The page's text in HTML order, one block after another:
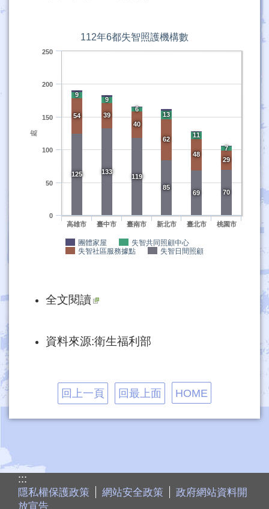
處
112年6都失智照護機構數
9
9
6
13
11
7
54
39
40
62
48
29
125
133
119
85
69 70
團體家屋
失智共同照顧中心
失智社區服務據點
失智日間照顧
高雄市 臺中市 臺南市 新北市 臺北市 桃園市
0
50
100
150
200
250
全文閱讀
資料來源:衛生福利部
回上一頁 回最上面 HOME
:::
隱私權保護政策 網站安全政策
政府網站資料開
放宣告